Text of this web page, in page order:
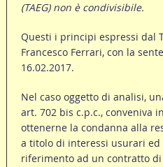
(TAEG) non è condivisibile.
Questi i principi espressi dal
Francesco Ferrari, con la
16.02.2017.
Nel caso oggetto di analisi,
art. 702 bis c.p.c., conveniva
ottenerne la condanna alla
a titolo di interessi usurari ed
riferimento ad un contratto